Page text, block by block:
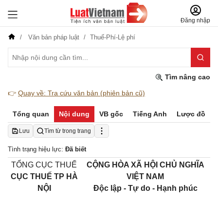
Đăng nhập
Văn bản pháp luật Thuế-Phí-Lệ phí
Tìm nâng cao
👉 Quay về: Tra cứu văn bản (phiên bản cũ)
Tổng quan Nội dung VB gốc Tiếng Anh Lược đồ
Lưu Tìm từ trong trang
Tình trạng hiệu lực: Đã biết
TỔNG CỤC THUẾ
CỤC THUẾ TP HÀ
NỘI
CỘNG HÒA XÃ HỘI CHỦ NGHĨA
VIỆT NAM
Độc lập - Tự do - Hạnh phúc